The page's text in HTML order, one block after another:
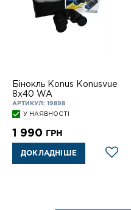
Бінокль Konus Konusvue
8x40 WA
АРТИКУЛ: 19898
У НАЯВНОСТІ
1 990 ГРН
ДОКЛАДНІШЕ